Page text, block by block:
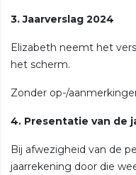
3. Jaarverslag 2024
Elizabeth neemt het
het scherm.
Zonder op-/
4. Presentatie van de
Bij afwezigheid van de
jaarrekening door die